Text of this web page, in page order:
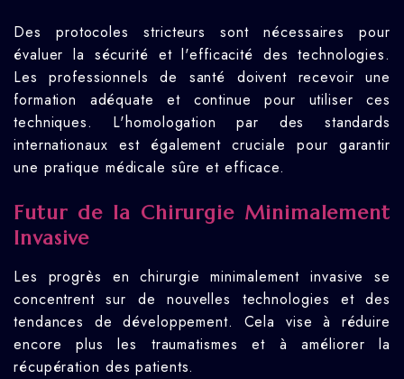
Des protocoles stricteurs sont nécessaires pour
évaluer la sécurité et l'efficacité des technologies.
Les professionnels de santé doivent recevoir une
formation adéquate et continue pour utiliser ces
techniques. L'homologation par des standards
internationaux est également cruciale pour garantir
une pratique médicale sûre et efficace.
Futur de la Chirurgie Minimalement
Invasive
Les progrès en chirurgie minimalement invasive se
concentrent sur de nouvelles technologies et des
tendances de développement. Cela vise à réduire
encore plus les traumatismes et à améliorer la
récupération des patients.